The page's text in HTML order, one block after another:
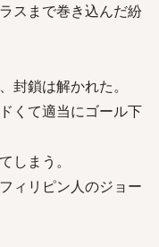
スまで巻き込んだ紛
封鎖は解かれた。
くて適当にゴール下
しまう。
ィリピン人のジョー